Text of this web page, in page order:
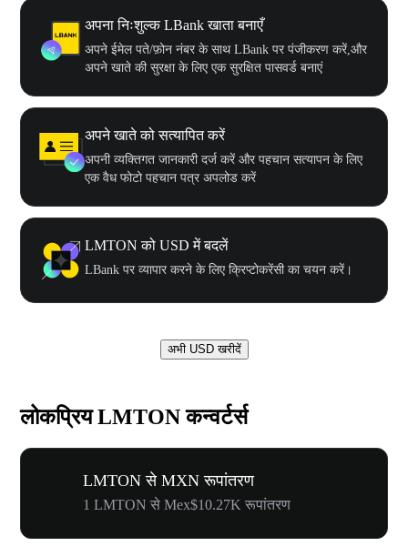
अपना निःशुल्क LBank खाता बनाएँ
अपने ईमेल पते/फ़ोन नंबर के साथ LBank पर पंजीकरण करें,और
अपने खाते की सुरक्षा के लिए एक सुरक्षित पासवर्ड बनाएं
अपने खाते को सत्यापित करें
अपनी व्यक्तिगत जानकारी दर्ज करें और पहचान सत्यापन के लिए
एक वैध फोटो पहचान पत्र अपलोड करें
LMTON को USD में बदलें
LBank पर व्यापार करने के लिए क्रिप्टोकरेंसी का चयन करें।
अभी USD खरीदें
लोकप्रिय LMTON कन्वर्टर्स
LMTON से MXN रूपांतरण
1 LMTON से Mex$10.27K रूपांतरण